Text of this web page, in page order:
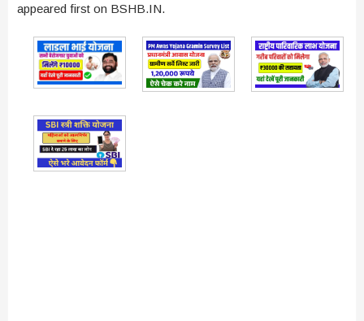
appeared first on BSHB.IN.